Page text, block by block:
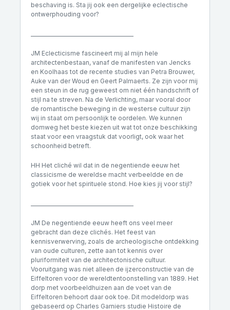
beschaving is. Sta jij ook een dergelijke eclectische
ontwerphouding voor?
JM Eclecticisme fascineert mij al mijn hele
architectenbestaan, vanaf de manifesten van Jencks
en Koolhaas tot de recente studies van Petra Brouwer,
Auke van der Woud en Geert Palmaerts. Ze zijn voor mij
een steun in de rug geweest om niet één handschrift of
stijl na te streven. Na de Verlichting, maar vooral door
de romantische beweging in de westerse cultuur zijn
wij in staat om persoonlijk te oordelen. We kunnen
domweg het beste kiezen uit wat tot onze beschikking
staat voor een vraagstuk dat voorligt, ook waar het
schoonheid betreft.
HH Het cliché wil dat in de negentiende eeuw het
classicisme de wereldse macht verbeeldde en de
gotiek voor het spirituele stond. Hoe kies jij voor stijl?
JM De negentiende eeuw heeft ons veel meer
gebracht dan deze clichés. Het feest van
kennisverwerving, zoals de archeologische ontdekking
van oude culturen, zette aan tot kennis over
pluriformiteit van de architectonische cultuur.
Vooruitgang was niet alleen de ijzerconstructie van de
Eiffeltoren voor de wereldtentoonstelling van 1889. Het
dorp met voorbeeldhuizen aan de voet van de
Eiffeltoren behoort daar ook toe. Dit modeldorp was
gebaseerd op Charles Garniers studie Histoire de